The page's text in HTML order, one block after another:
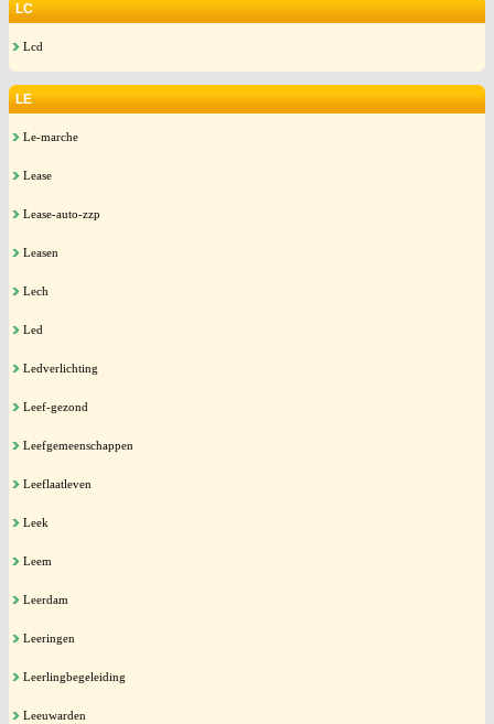
LC
Lcd
LE
Le-marche
Lease
Lease-auto-zzp
Leasen
Lech
Led
Ledverlichting
Leef-gezond
Leefgemeenschappen
Leeflaatleven
Leek
Leem
Leerdam
Leeringen
Leerlingbegeleiding
Leeuwarden